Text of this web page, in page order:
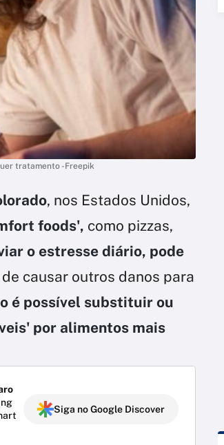
tratamento -Freepik
, nos Estados Unidos,
foods', como pizzas,
o estresse diário, pode
causar outros danos para
é possível substituir ou
por alimentos mais
Siga no Google Discover